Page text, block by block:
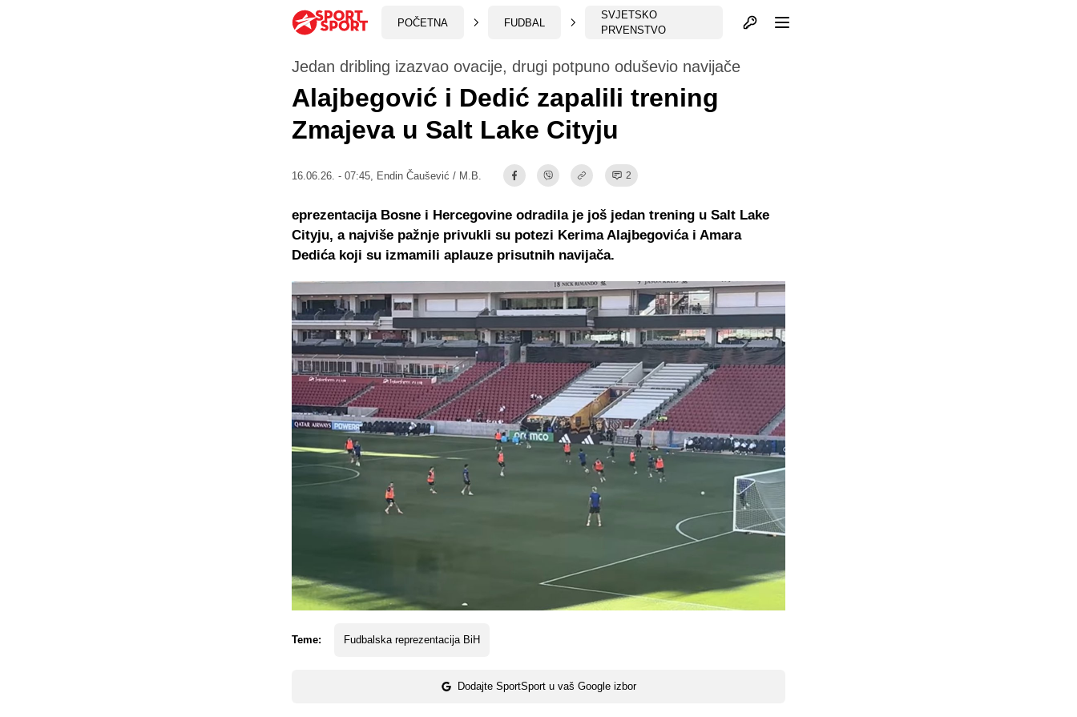
POČETNA FUDBAL
SVJETSKO
PRVENSTVO
Otvori profil
Jedan dribling izazvao ovacije, drugi potpuno oduševio navijače
Alajbegović i Dedić zapalili trening
Zmajeva u Salt Lake Cityju
16.06.26. - 07:45, Endin Čaušević / M.B. 2
Teme: Fudbalska reprezentacija BiH
Dodajte SportSport u vaš Google izbor
eprezentacija Bosne i Hercegovine odradila je još jedan trening u Salt Lake
Cityju, a najviše pažnje privukli su potezi Kerima Alajbegovića i Amara
Dedića koji su izmamili aplauze prisutnih navijača.